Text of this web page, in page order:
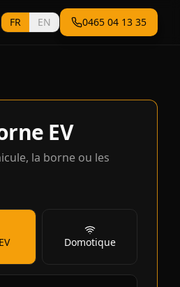
FR EN 0465 04 13 35
EV
la borne ou les
Domotique